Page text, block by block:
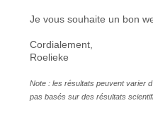
Je vous souhaite un bon
Cordialement,
Roelieke
Note : les résultats peuvent varier
pas basés sur des résultats